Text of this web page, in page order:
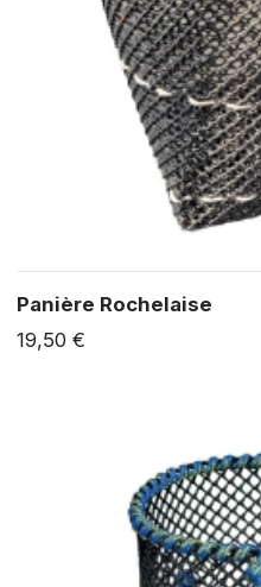
Panière Rochelaise
19,50 €